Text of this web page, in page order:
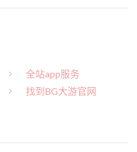
全站app服务
找到BG大游官网